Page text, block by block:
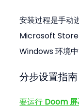
安装过程是手动
Microsoft Store
Windows 环境中
分步设置指南
要运行 Doom